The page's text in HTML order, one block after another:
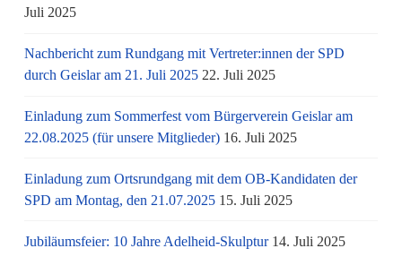
Juli 2025
Nachbericht zum Rundgang mit Vertreter:innen der SPD
durch Geislar am 21. Juli 2025 22. Juli 2025
Einladung zum Sommerfest vom Bürgerverein Geislar am
22.08.2025 (für unsere Mitglieder) 16. Juli 2025
Einladung zum Ortsrundgang mit dem OB-Kandidaten der
SPD am Montag, den 21.07.2025 15. Juli 2025
Jubiläumsfeier: 10 Jahre Adelheid-Skulptur 14. Juli 2025